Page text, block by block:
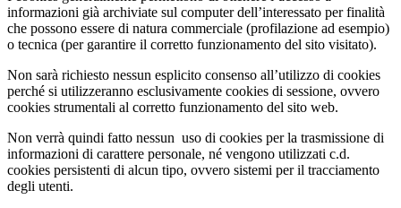
informazioni già archiviate sul computer dell’interessato per finalità
che possono essere di natura commerciale (profilazione ad esempio)
o tecnica (per garantire il corretto funzionamento del sito visitato).
Non sarà richiesto nessun esplicito consenso all’utilizzo di cookies
perché si utilizzeranno esclusivamente cookies di sessione, ovvero
cookies strumentali al corretto funzionamento del sito web.
Non verrà quindi fatto nessun uso di cookies per la trasmissione di
informazioni di carattere personale, né vengono utilizzati c.d.
cookies persistenti di alcun tipo, ovvero sistemi per il tracciamento
degli utenti.